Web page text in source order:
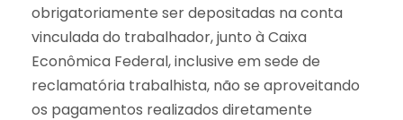
obrigatoriamente ser depositadas na conta
vinculada do trabalhador, junto à Caixa
Econômica Federal, inclusive em sede de
reclamatória trabalhista, não se aproveitando
os pagamentos realizados diretamente